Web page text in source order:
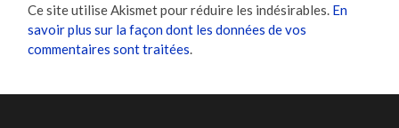
Ce site utilise Akismet pour réduire les indésirables. En
savoir plus sur la façon dont les données de vos
commentaires sont traitées.